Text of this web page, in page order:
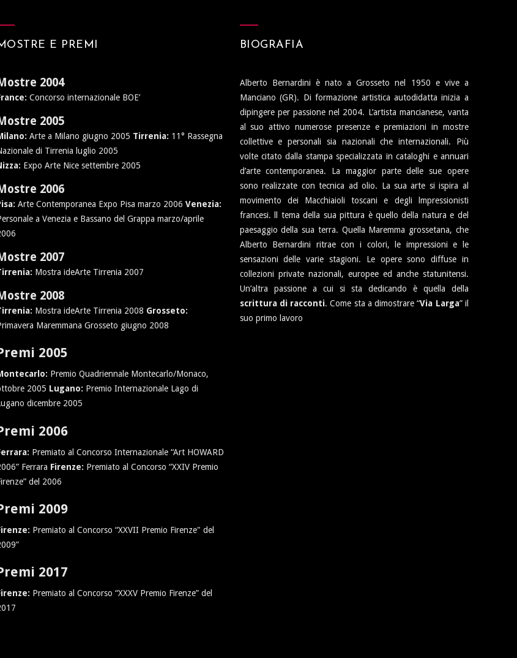
E PREMI
2004
Concorso internazionale BOE’
2005
Arte a Milano giugno 2005 Tirrenia: 11° Rassegna
di Tirrenia luglio 2005
Expo Arte Nice settembre 2005
2006
Arte Contemporanea Expo Pisa marzo 2006 Venezia:
a Venezia e Bassano del Grappa marzo/aprile
2007
Mostra ideArte Tirrenia 2007
2008
Mostra ideArte Tirrenia 2008 Grosseto:
Maremmana Grosseto giugno 2008
2005
Premio Quadriennale Montecarlo/Monaco,
2005 Lugano: Premio Internazionale Lago di
dicembre 2005
2006
Premiato al Concorso Internazionale “Art HOWARD
Ferrara Firenze: Premiato al Concorso “XXIV Premio
del 2006
2009
Premiato al Concorso “XXVII Premio Firenze" del
2017
Premiato al Concorso “XXXV Premio Firenze” del
BIOGRAFIA
Alberto Bernardini è nato a Grosseto nel 1950 e vive a
Manciano (GR). Di formazione artistica autodidatta inizia a
dipingere per passione nel 2004. L’artista mancianese, vanta
al suo attivo numerose presenze e premiazioni in mostre
collettive e personali sia nazionali che internazionali. Più
volte citato dalla stampa specializzata in cataloghi e annuari
d’arte contemporanea. La maggior parte delle sue opere
sono realizzate con tecnica ad olio. La sua arte si ispira al
movimento dei Macchiaioli toscani e degli lmpressionisti
francesi. ll tema della sua pittura è quello della natura e del
paesaggio della sua terra. Quella Maremma grossetana, che
Alberto Bernardini ritrae con i colori, le impressioni e le
sensazioni delle varie stagioni. Le opere sono diffuse in
collezioni private nazionali, europee ed anche statunitensi.
Un’altra passione a cui si sta dedicando è quella della
scrittura di racconti. Come sta a dimostrare “Via Larga” il
suo primo lavoro